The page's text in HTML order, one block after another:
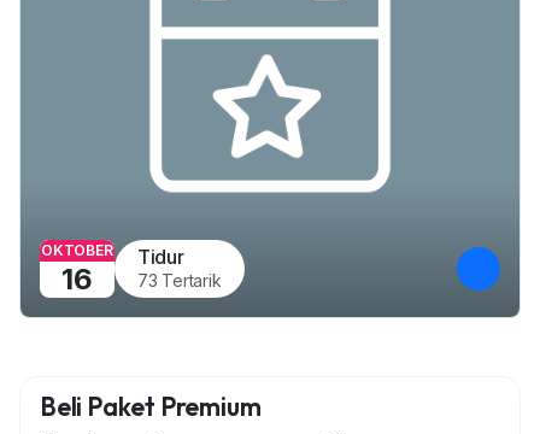
OKTOBER
16
Tidur
73 Tertarik
Beli Paket Premium